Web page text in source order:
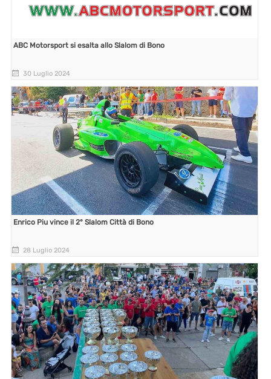
ABC Motorsport si esalta allo Slalom di Bono
30 Luglio 2024
Enrico Piu vince il 2° Slalom Città di Bono
28 Luglio 2024